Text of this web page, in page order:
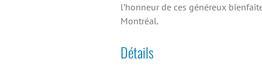
l’honneur de ces généreux
Montréal.
Détails